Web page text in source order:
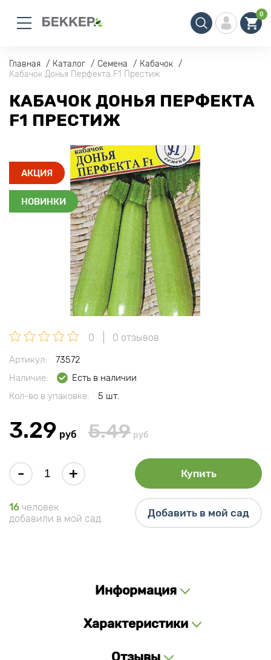
0
Главная Каталог Семена
Кабачок
Кабачок Донья Перфекта F1 Престиж
КАБАЧОК ДОНЬЯ ПЕРФЕКТА
F1 ПРЕСТИЖ
АКЦИЯ
НОВИНКИ
0 0 отзывов
Артикул:
73572
Наличие:
Есть в наличии
Кол-во в упаковке:
5 шт.
3.29 руб 5.49 руб
- + Купить
16 человек
добавили в мой сад
Добавить в мой сад
Информация
Характеристики
Отзывы